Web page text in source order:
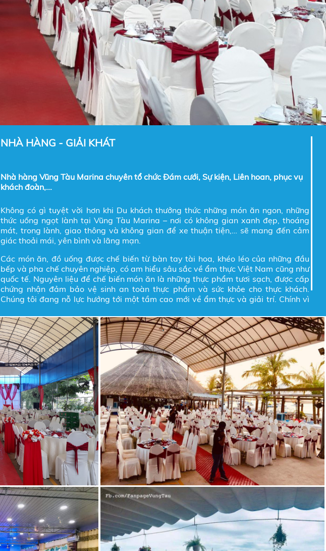
NHÀ HÀNG - GIẢI KHÁT
Nhà hàng Vũng Tàu Marina chuyên tổ chức Đám cưới, Sự kiện, Liên hoan, phục vụ
khách đoàn,...
Không có gì tuyệt vời hơn khi Du khách thưởng thức những món ăn ngon, những
thức uống ngọt lành tại Vũng Tàu Marina – nơi có không gian xanh đẹp, thoáng
mát, trong lành, giao thông và không gian để xe thuận tiện,… sẽ mang đến cảm
giác thoải mái, yên bình và lãng mạn.
Các món ăn, đồ uống được chế biến từ bàn tay tài hoa, khéo léo của những đầu
bếp và pha chế chuyên nghiệp, có am hiểu sâu sắc về ẩm thực Việt Nam cũng như
quốc tế. Nguyên liệu để chế biến món ăn là những thực phẩm tươi sạch, được cấp
chứng nhận đảm bảo vệ sinh an toàn thực phẩm và sức khỏe cho thực khách.
Chúng tôi đang nỗ lực hướng tới một tầm cao mới về ẩm thực và giải trí. Chính vì